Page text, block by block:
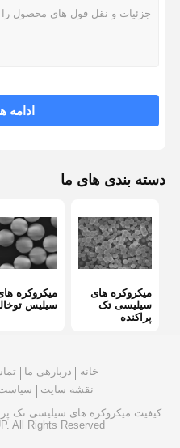
سیلیس دود هیدروفیل
ادامه
دسته بندی های ما
میکروکره های
سیلیسی تک
پراکنده
میکروکره
سیلیس
خانه دربارهی ما
نقشه سایت
کیفیت میکروکره های سیلیسی تک
All Rights Reserved.